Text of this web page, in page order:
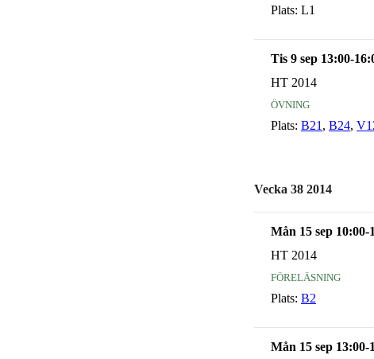
Plats: L1
Tis 9 sep 13:00-
HT 2014
övning
Plats: B21 , B24,
Vecka 38 2014
Mån 15 sep 10:00-
HT 2014
föreläsning
Plats: B2
Mån 15 sep 13:00-